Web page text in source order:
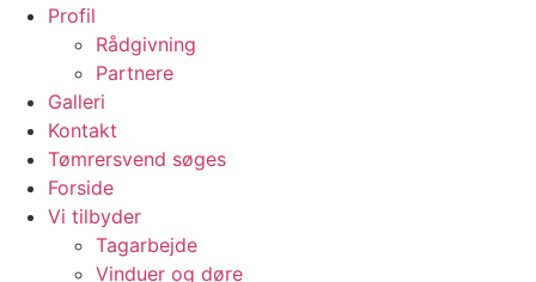
Profil
Rådgivning
Partnere
Galleri
Kontakt
Tømrersvend søges
Forside
Vi tilbyder
Tagarbejde
Vinduer og døre